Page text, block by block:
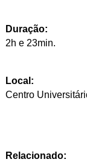
Duração:
2h e 23min.
Local:
Centro
Relacionado: